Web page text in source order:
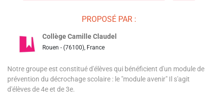
PROPOSÉ PAR :
Collège Camille Claudel
Rouen - (76100), France
Notre groupe est constitué d'élèves qui bénéficient d'un module de
prévention du décrochage scolaire : le "module avenir" Il s'agit
d'élèves de 4e et de 3e.